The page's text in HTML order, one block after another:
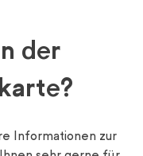
der
Informationen zur